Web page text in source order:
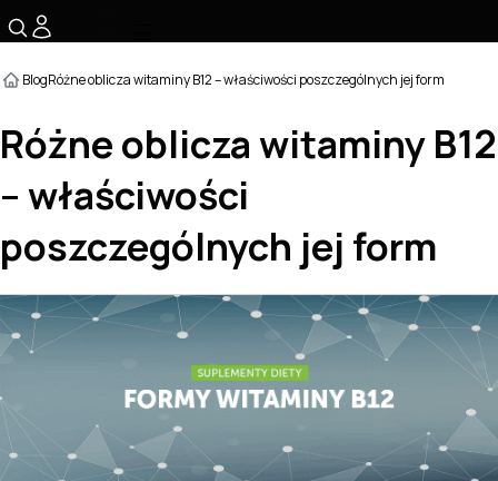
BlogRóżne oblicza witaminy B12 – właściwości poszczególnych jej form
Różne oblicza witaminy B12
– właściwości
poszczególnych jej form